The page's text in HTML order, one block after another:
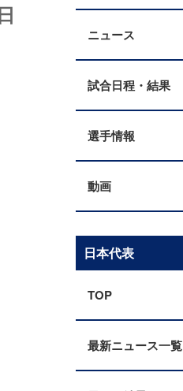
ニュース
試合日程・結果
選手情報
動画
日本代表
TOP
最新ニュース一覧